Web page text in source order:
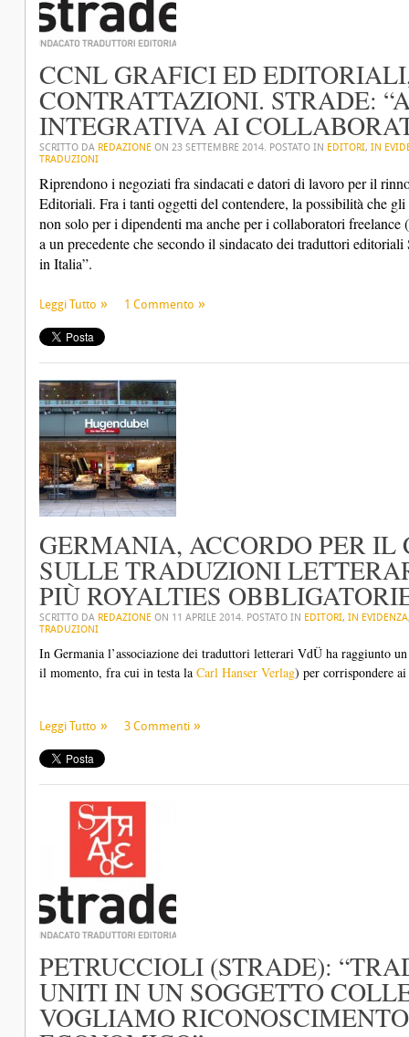
CCNL GRAFICI ED
CONTRATTAZIONI. STRADE:
INTEGRATIVA AI
SCRITTO DA REDAZIONE ON 23 SETTEMBRE 2014. POSTATO IN EDITORI, IN
TRADUZIONI
Riprendono i negoziati fra sindacati e datori di lavoro per il
Editoriali. Fra i tanti oggetti del contendere, la possibilità che
non solo per i dipendenti ma anche per i collaboratori
a un precedente che secondo il sindacato dei traduttori
in Italia”.
Leggi Tutto 1 Commento
GERMANIA, ACCORDO PER
SULLE TRADUZIONI
PIÙ ROYALTIES
SCRITTO DA REDAZIONE ON 11 APRILE 2014. POSTATO IN EDITORI, IN EVIDENZA
TRADUZIONI
In Germania l’associazione dei traduttori letterari VdÜ ha raggiunto
il momento, fra cui in testa la Carl Hanser Verlag) per corrispondere
Leggi Tutto 3 Commenti
PETRUCCIOLI (STRADE):
UNITI IN UN SOGGETTO
VOGLIAMO